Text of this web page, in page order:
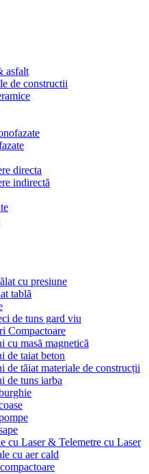
asfalt
de constructii
directa
indirectă
cu presiune
tablă
de tuns gard viu
Compactoare
cu masă magnetică
de taiat beton
de tăiat materiale de construcții
de tuns iarba
cu Laser & Telemetre cu Laser
cu aer cald